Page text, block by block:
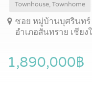
Townhouse, Townhome
ซอย หมู่บ้านบุศรินท
อำเภอสันทราย เชียง
1,890,000฿